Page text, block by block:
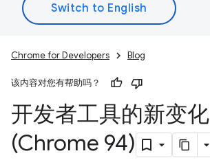
Chrome for Developers Blog
该内容对您有帮助吗？
开发者工具的新变化
(Chrome 94)